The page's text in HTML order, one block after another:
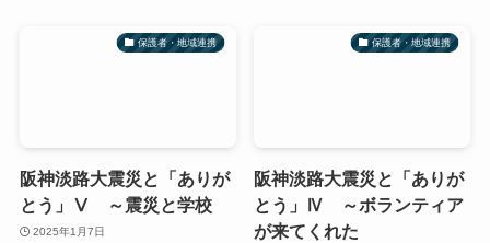
保護者・地域連携
阪神淡路大震災と「ありが
とう」Ⅴ ～震災と学校
2025年1月7日
保護者・地域連携
阪神淡路大震災と「ありが
とう」Ⅳ ～ボランティア
が来てくれた